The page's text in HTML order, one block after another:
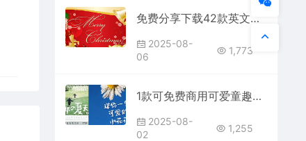
免费分享下载42款英文字体圣诞节主题手写艺术卡通安装包PS大师网可免费商用Procreate海报宣传册模板节日活动电商设计素材库
2025-08-
06
1,773
1款可免费商用可爱童趣手写黑板粉笔字体中英文免费分享下载PS大师网字库包Procreate电商平面宣传合集AI软件通用支持ttf
2025-08-
02
1,255